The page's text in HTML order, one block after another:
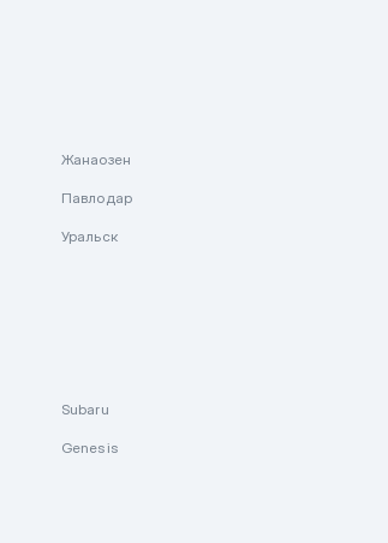
Жанаозен
Павлодар
Уральск
Subaru
Genesis